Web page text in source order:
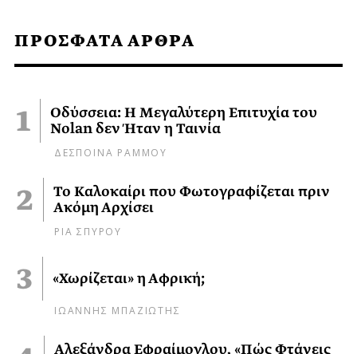
ΠΡΟΣΦΑΤΑ ΑΡΘΡΑ
Οδύσσεια: Η Μεγαλύτερη Επιτυχία του
Nolan δεν Ήταν η Ταινία
ΔΕΣΠΟΙΝΑ ΡΑΜΜΟΥ
Το Καλοκαίρι που Φωτογραφίζεται πριν
Ακόμη Αρχίσει
ΡΙΑ ΣΠΥΡΟΥ
«Χωρίζεται» η Αφρική;
ΙΩΑΝΝΗΣ ΜΠΑΖΙΩΤΗΣ
Αλεξάνδρα Εφραίμογλου, «Πώς Φτάνεις